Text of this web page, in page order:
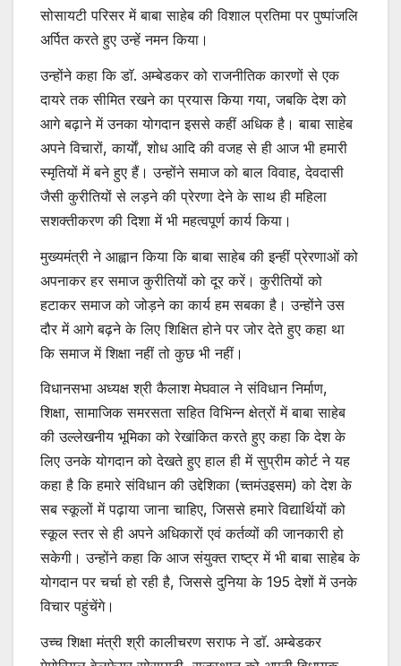
सोसायटी परिसर में बाबा साहेब की विशाल प्रतिमा पर पुष्पांजलि
अर्पित करते हुए उन्हें नमन किया।
उन्होंने कहा कि डाॅ. अम्बेडकर को राजनीतिक कारणों से एक
दायरे तक सीमित रखने का प्रयास किया गया, जबकि देश को
आगे बढ़ाने में उनका योगदान इससे कहीं अधिक है। बाबा साहेब
अपने विचारों, कार्याें, शोध आदि की वजह से ही आज भी हमारी
स्मृतियों में बने हुए हैं। उन्होंने समाज को बाल विवाह, देवदासी
जैसी कुरीतियों से लड़ने की प्रेरणा देने के साथ ही महिला
सशक्तीकरण की दिशा में भी महत्वपूर्ण कार्य किया।
मुख्यमंत्री ने आह्वान किया कि बाबा साहेब की इन्हीं प्रेरणाओं को
अपनाकर हर समाज कुरीतियों को दूर करें। कुरीतियों को
हटाकर समाज को जोड़ने का कार्य हम सबका है। उन्होंने उस
दौर में आगे बढ़ने के लिए शिक्षित होने पर जोर देते हुए कहा था
कि समाज में शिक्षा नहीं तो कुछ भी नहीं।
विधानसभा अध्यक्ष श्री कैलाश मेघवाल ने संविधान निर्माण,
शिक्षा, सामाजिक समरसता सहित विभिन्न क्षेत्रों में बाबा साहेब
की उल्लेखनीय भूमिका को रेखांकित करते हुए कहा कि देश के
लिए उनके योगदान को देखते हुए हाल ही में सुप्रीम कोर्ट ने यह
कहा है कि हमारे संविधान की उद्देशिका (च्तमंउइसम) को देश के
सब स्कूलों में पढ़ाया जाना चाहिए, जिससे हमारे विद्यार्थियों को
स्कूल स्तर से ही अपने अधिकारों एवं कर्तव्यों की जानकारी हो
सकेगी। उन्होंने कहा कि आज संयुक्त राष्ट्र में भी बाबा साहेब के
योगदान पर चर्चा हो रही है, जिससे दुनिया के 195 देशों में उनके
विचार पहुंचेंगे।
उच्च शिक्षा मंत्री श्री कालीचरण सराफ ने डाॅ. अम्बेडकर